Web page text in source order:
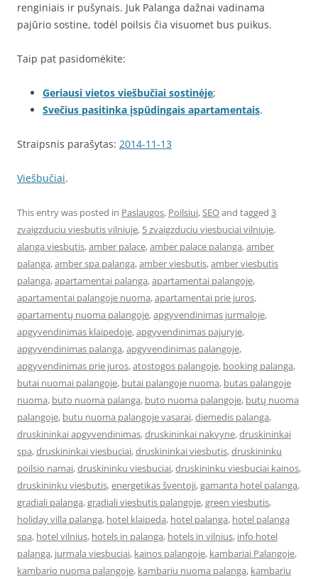
renginiais ir pušynais. Juk Palanga dažnai vadinama
pajūrio sostine, todėl poilsis čia visuomet bus puikus.
Taip pat pasidomėkite:
Geriausi vietos viešbučiai sostinėje;
Svečius pasitinka įspūdingais apartamentais.
Straipsnis parašytas: 2014-11-13
Viešbučiai.
This entry was posted in Paslaugos, Poilsiui,SEOand tagged 3
zvaigzduciu viesbutis vilniuje, 5 zvaigzduciu viesbuciai vilniuje,
alanga viesbutis,amber palace,amber palace palanga,amber
palanga,amber spa palanga,amber viesbutis,amber viesbutis
palanga,apartamentai palanga,apartamentai palangoje,
apartamentai palangoje nuoma,apartamentai prie juros,
apartamentų nuoma palangoje,apgyvendinimas jurmaloje,
apgyvendinimas klaipedoje,apgyvendinimas pajuryje,
apgyvendinimas palanga,apgyvendinimas palangoje,
apgyvendinimas prie juros,atostogos palangoje, booking palanga,
butai nuomai palangoje, butai palangoje nuoma, butas palangoje
nuoma, buto nuoma palanga, buto nuoma palangoje, butų nuoma
palangoje, butu nuoma palangoje vasarai,diemedis palanga,
druskininkai apgyvendinimas,druskininkai nakvyne,druskininkai
spa,druskininkai viesbuciai,druskininkai viesbutis,druskininku
poilsio namai,druskininku viesbuciai,druskininku viesbuciai kainos,
druskininku viesbutis,energetikas šventoji,gamanta hotel palanga,
gradiali palanga,gradiali viesbutis palangoje,green viesbutis,
holiday villa palanga, hotel klaipeda, hotel palanga, hotel palanga
spa, hotel vilnius, hotels in palanga, hotels in vilnius, info hotel
palanga, jurmala viesbuciai, kainos palangoje, kambariai Palangoje,
kambario nuoma palangoje, kambariu nuoma palanga, kambariu